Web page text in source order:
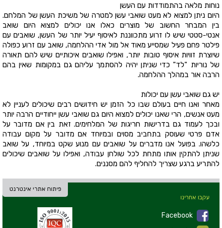
נוחות מלאה בהתמודדות עם העשן
היום ניתן למצוא לא מעט שואבי עשן למטרה של משיכת העשן של המלחם.
בין המבחר החשוב של מוצרים כאלו אנו יכולים למצוא היום שואב
אנטי-סטטי שיש לו זרוע מתכווננת לאיסוף יעיל יותר של העשן, שואבים עם
פילטר פחם פעיל שמסייע מאוד אל מול אדי ההלחמה, שואב עם זרוע כפולה
שיוצרת זוויות איסוף טובות יותר, ואפילו שואבים איכותיים שיש להם תאורה
של נוריות "לד" כדי שניתן יהיה להסתמך עליהם גם במקומות שאין בהם
הרבה אור במהלך ההלחמה.
יש גם שואבי עשן עם יכולות
מאחר ואנו חיים בעולם שבו כל הזמן יש חידושים רבים שיכולים לעניין לא
מעט אנשים, הרי שאנו יכולים למצוא היום גם שואבי עשן ייחודיים הרבה יותר
ובכך לעמוד גם בדרישות חריגות של המלחימים. זאת בין אם מדובר על
אדם פרטי שעוסק בתחביב מסוים ובמיוחד אם מדובר על מקום עבודה
כלשהו. בפועל אנו מדברים על שואבים עם מנוע שקט במיוחד, על שואב
שניתן להתקין אותו מתחת לכל שולחן עבודה, ואפילו על שואבים שיכולים
להתריע ברגע שצריך להחליף להם מסננים.
פיתוח אתרי אינטרנט
עקבו אחרינו
Facebook